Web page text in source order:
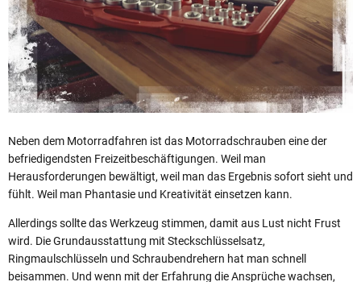
Neben dem Motorradfahren ist das Motorradschrauben eine der
befriedigendsten Freizeitbeschäftigungen. Weil man
Herausforderungen bewältigt, weil man das Ergebnis sofort sieht und
fühlt. Weil man Phantasie und Kreativität einsetzen kann.
Allerdings sollte das Werkzeug stimmen, damit aus Lust nicht Frust
wird. Die Grundausstattung mit Steckschlüsselsatz,
Ringmaulschlüsseln und Schraubendrehern hat man schnell
beisammen. Und wenn mit der Erfahrung die Ansprüche wachsen,